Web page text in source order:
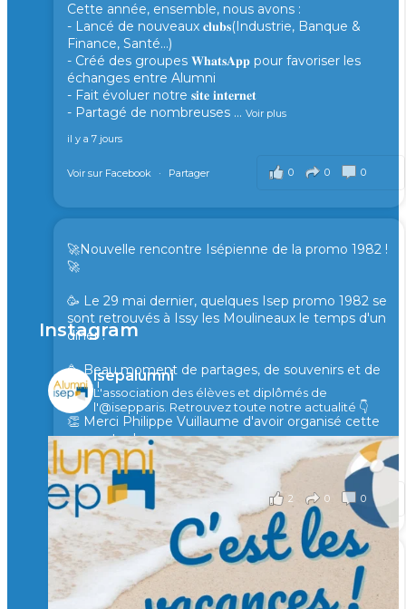
Cette année, ensemble, nous avons :
- Lancé de nouveaux 𝐜𝐥𝐮𝐛𝐬(Industrie, Banque &
Finance, Santé...)
- Créé des groupes 𝐖𝐡𝐚𝐭𝐬𝐀𝐩𝐩 pour favoriser les
échanges entre Alumni
- Fait évoluer notre 𝐬𝐢𝐭𝐞 𝐢𝐧𝐭𝐞𝐫𝐧𝐞𝐭
- Partagé de nombreuses ... Voir plus
il y a 7 jours
0 0 0
Voir sur Facebook · Partager
🚀Nouvelle rencontre Isépienne de la promo 1982 !
🚀
🥳 Le 29 mai dernier, quelques Isep promo 1982 se
sont retrouvés à Issy les Moulineaux le temps d'un
diner !
🥳 Beau moment de partages, de souvenirs et de
rires !
👏 Merci Philippe Vuillaume d'avoir organisé cette
rencontre !
il y a 2 mois
2 0 0
Voir sur Facebook · Partager
🙏 Soutenez l’Isep via la taxe d’apprentissage 2026
et contribuons ensemble à former les générations
d’ingénieurs de demain. 🙏
Instagram
isepalumni
L'association des élèves et diplômés de
l'@isepparis. Retrouvez toute notre actualité 👇